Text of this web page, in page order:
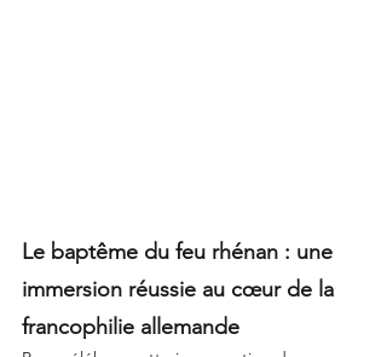
Le baptême du feu rhénan : une
immersion réussie au cœur de la
francophilie allemande